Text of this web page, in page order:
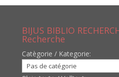
BIJUS BIBLIO
Recherche
Catègorie / Kategorie: